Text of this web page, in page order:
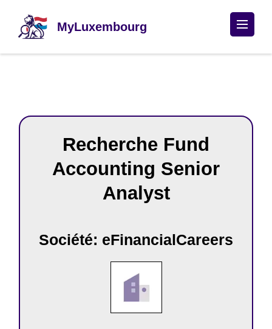
contenu
(Pressez
MyLuxembourg
Recherche Fund
Accounting Senior
Analyst
Société: eFinancialCareers